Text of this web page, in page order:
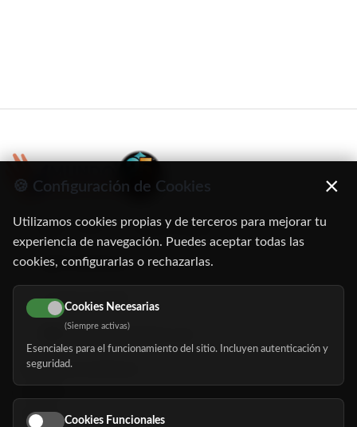
C/ Oruro, 11. 28016 Madrid
91 345 06 26
616 113 103
hola@mundomayor.com
Buscador de residencias
Eventos
🍪 Configuración de Cookies ×
Utilizamos cookies propias y de terceros para mejorar tu
experiencia de navegación. Puedes aceptar todas las
cookies, configurarlas o rechazarlas.
Cookies Necesarias
(Siempre activas)
Esenciales para el funcionamiento del sitio. Incluyen autenticación y
seguridad.
Cookies Funcionales